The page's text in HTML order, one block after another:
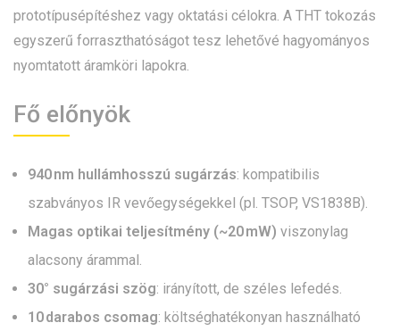
prototípusépítéshez vagy oktatási célokra. A THT tokozás
egyszerű forraszthatóságot tesz lehetővé hagyományos
nyomtatott áramköri lapokra.
Fő előnyök
940 nm hullámhosszú sugárzás: kompatibilis
szabványos IR vevőegységekkel (pl. TSOP, VS1838B).
Magas optikai teljesítmény (~20 mW) viszonylag
alacsony árammal.
30° sugárzási szög: irányított, de széles lefedés.
10 darabos csomag: költséghatékonyan használható